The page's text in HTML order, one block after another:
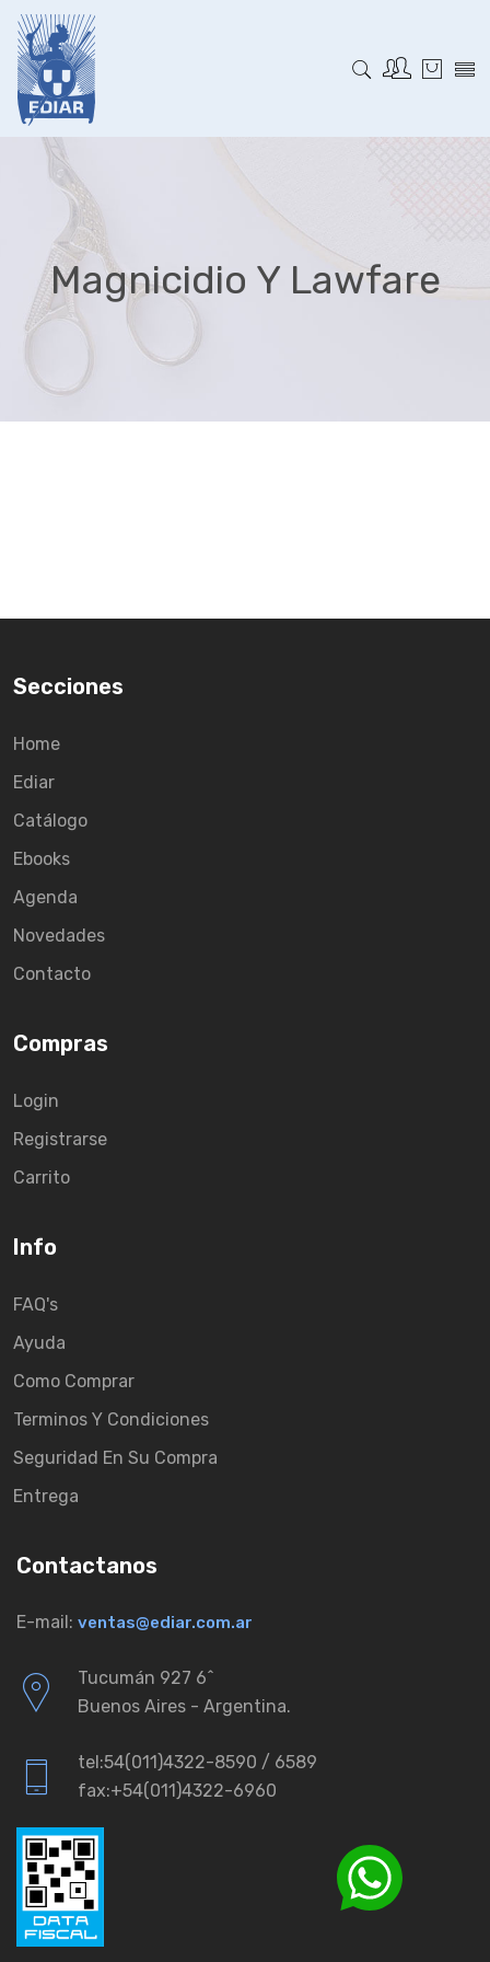
Magnicidio Y Lawfare
Secciones
Home
Ediar
Catálogo
Ebooks
Agenda
Novedades
Contacto
Compras
Login
Registrarse
Carrito
Info
FAQ's
Ayuda
Como Comprar
Terminos Y Condiciones
Seguridad En Su Compra
Entrega
Contactanos
E-mail: ventas@ediar.com.ar
Tucumán 927 6ˆ
Buenos Aires - Argentina.
tel:54(011)4322-8590 / 6589
fax:+54(011)4322-6960